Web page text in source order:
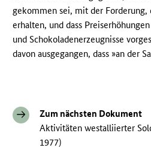
gekommen sei, mit der
erhalten, und dass
und Schokoladenerzeugnisse
davon ausgegangen, dass »an der
Zum nächsten Dokument
Aktivitäten westalliierter
1977)